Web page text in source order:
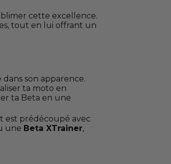
cette excellence.
tout en lui offrant un
son apparence.
ta moto en
ta Beta en une
est prédécoupé avec
une Beta XTrainer,